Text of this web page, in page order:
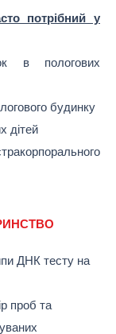
потрібний у
в пологових
будинку
дітей
ДНК тесту на
проб та